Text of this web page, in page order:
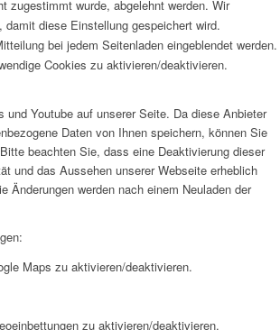
zugestimmt wurde, abgelehnt werden. Wir
damit diese Einstellung gespeichert wird.
bei jedem Seitenladen eingeblendet werden.
Cookies zu aktivieren/deaktivieren.
und Youtube auf unserer Seite. Da diese Anbieter
Daten von Ihnen speichern, können Sie
beachten Sie, dass eine Deaktivierung dieser
und das Aussehen unserer Webseite erheblich
Änderungen werden nach einem Neuladen der
Maps zu aktivieren/deaktivieren.
zu aktivieren/deaktivieren.